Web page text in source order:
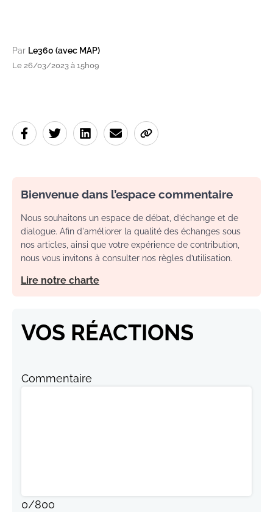
Par Le360 (avec MAP)
Le 26/03/2023 à 15h09
Bienvenue dans l’espace commentaire
Nous souhaitons un espace de débat, d’échange et de
dialogue. Afin d'améliorer la qualité des échanges sous
nos articles, ainsi que votre expérience de contribution,
nous vous invitons à consulter nos règles d’utilisation.
Lire notre charte
VOS RÉACTIONS
Commentaire
0/800